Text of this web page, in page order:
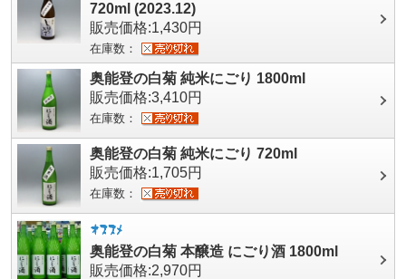
720ml (2023.12)
販売価格:1,430円
在庫数：
奥能登の白菊 純米にごり 1800ml
販売価格:3,410円
在庫数：
奥能登の白菊 純米にごり 720ml
販売価格:1,705円
在庫数：
奥能登の白菊 本醸造 にごり酒 1800ml
販売価格:2,970円